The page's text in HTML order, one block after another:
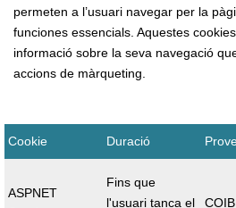
permeten a l’usuari navegar per la
funciones essencials. Aquestes
informació sobre la seva navegació
accions de màrqueting.
Cookie Duració
ASPNET
Fins que
l'usuari tanca el
COIB